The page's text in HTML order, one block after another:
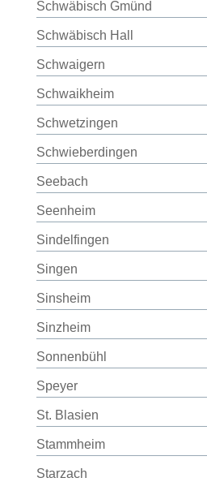
Schwäbisch Gmünd
Schwäbisch Hall
Schwaigern
Schwaikheim
Schwetzingen
Schwieberdingen
Seebach
Seenheim
Sindelfingen
Singen
Sinsheim
Sinzheim
Sonnenbühl
Speyer
St. Blasien
Stammheim
Starzach